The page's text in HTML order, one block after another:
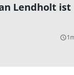
Lendholt ist
query_builder